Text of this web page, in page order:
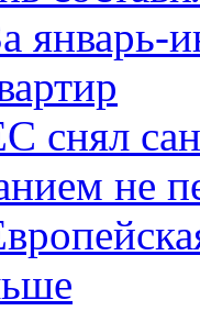
январь-
снял
не